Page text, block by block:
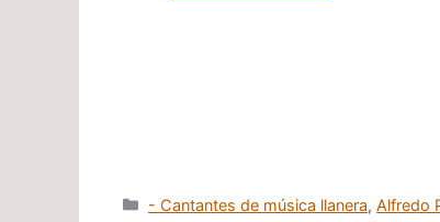
Categorías
- Cantantes de música llanera,Alfredo